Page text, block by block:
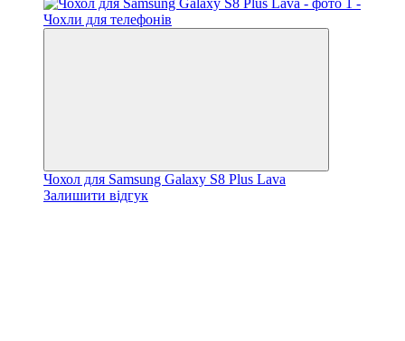
Чохол для Samsung Galaxy S8 Plus Lava
Залишити відгук